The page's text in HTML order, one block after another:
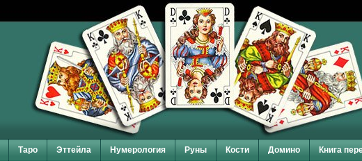
Таро Эттейла Нумерология Руны Кости Домино Книга